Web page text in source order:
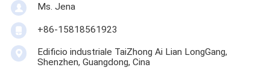
Ms. Jena
+86-15818561923
Edificio industriale TaiZhong Ai Lian LongGang,
Shenzhen, Guangdong, Cina